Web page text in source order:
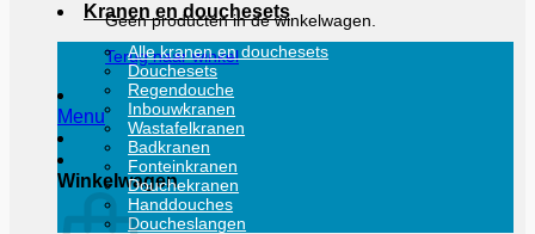
Geen producten in de winkelwagen.
Terug naar winkel
Menu
Winkelwagen
Kranen en douchesets
Alle kranen en douchesets
Douchesets
Regendouche
Inbouwkranen
Wastafelkranen
Badkranen
Fonteinkranen
Douchekranen
Handdouches
Doucheslangen